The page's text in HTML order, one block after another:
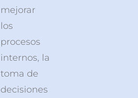
mejorar
los
procesos
internos, la
toma de
decisiones